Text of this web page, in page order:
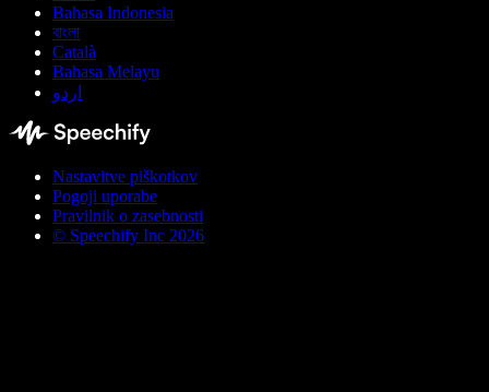
Bahasa Indonesia
বাংলা
Català
Bahasa Melayu
اردو
Nastavitve piškotkov
Pogoji uporabe
Pravilnik o zasebnosti
© Speechify Inc 2026